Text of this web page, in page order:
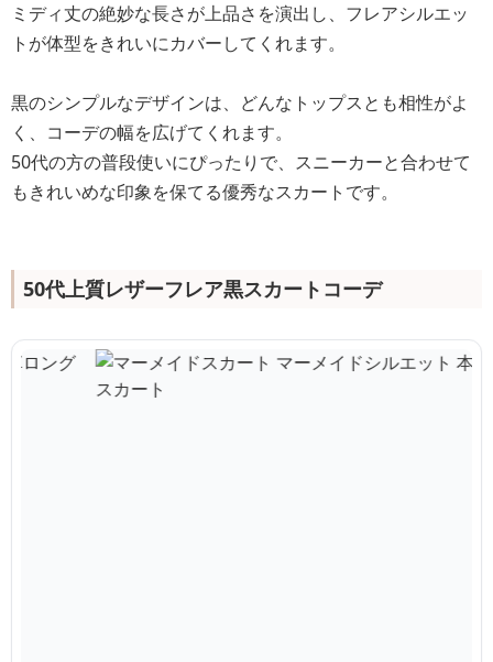
ミディ丈の絶妙な長さが上品さを演出し、フレアシルエッ
トが体型をきれいにカバーしてくれます。
黒のシンプルなデザインは、どんなトップスとも相性がよ
く、コーデの幅を広げてくれます。
50代の方の普段使いにぴったりで、スニーカーと合わせて
もきれいめな印象を保てる優秀なスカートです。
50代上質レザーフレア黒スカートコーデ